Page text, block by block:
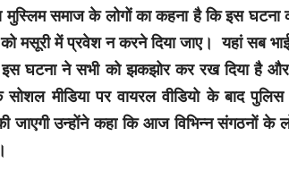
समाज के लोगों का कहना है कि इस घटना
मसूरी में प्रवेश न करने दिया जाए। यहां सब
घटना ने सभी को झकझोर कर रख दिया है
सोशल मीडिया पर वायरल वीडियो के बाद
की जाएगी उन्होंने कहा कि आज विभिन्न संगठनों